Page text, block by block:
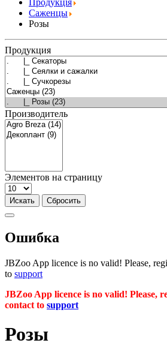
Продукція
Саженцы
Розы
Продукция
Производитель
Элементов на страницу
Ошибка
JBZoo App licence is no valid! Please,
to support
JBZoo App licence is no valid! Please,
contact to support
Розы